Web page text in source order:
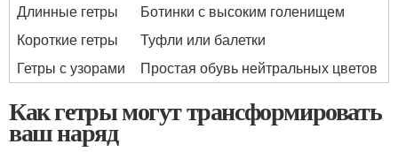
Длинные гетры
Ботинки с высоким голенищем
Короткие гетры
Туфли или балетки
Гетры с узорами
Простая обувь нейтральных цветов
Как гетры могут трансформировать
ваш наряд